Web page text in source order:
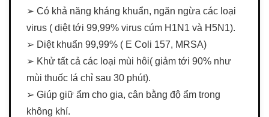
➢ Có khả năng kháng khuẩn, ngăn ngừa các loại
virus ( diệt tới 99,99% virus cúm H1N1 và H5N1).
➢ Diệt khuẩn 99,99% ( E Coli 157, MRSA)
➢ Khử tất cả các loại mùi hôi( giảm tới 90% như
mùi thuốc lá chỉ sau 30 phút).
➢ Giúp giữ ẩm cho gia, cân bằng độ ẩm trong
không khí.